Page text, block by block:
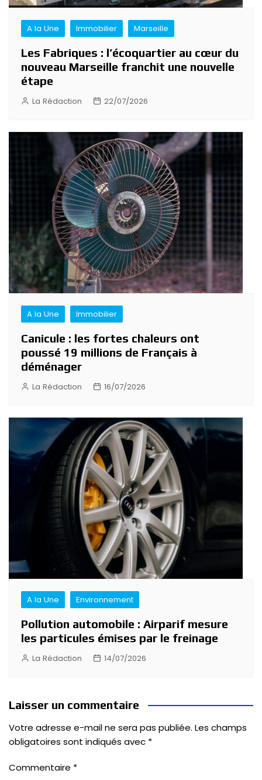
A la Une Immobilier Marseille
Les Fabriques : l’écoquartier au cœur du
nouveau Marseille franchit une nouvelle
étape
La Rédaction 22/07/2026
A la Une Immobilier
Canicule : les fortes chaleurs ont
poussé 19 millions de Français à
déménager
La Rédaction 16/07/2026
A la Une Environnement
Pollution automobile : Airparif mesure
les particules émises par le freinage
La Rédaction 14/07/2026
Laisser un commentaire
Votre adresse e-mail ne sera pas publiée. Les champs
obligatoires sont indiqués avec *
Commentaire *